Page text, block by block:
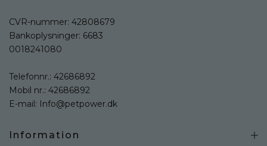
CVR-nummer: 42808679
Bankoplysninger: 6683
0018241080
Telefonnr.: 42686892
Mobil nr.: 42686892
E-mail: Info@petpower.dk
Information